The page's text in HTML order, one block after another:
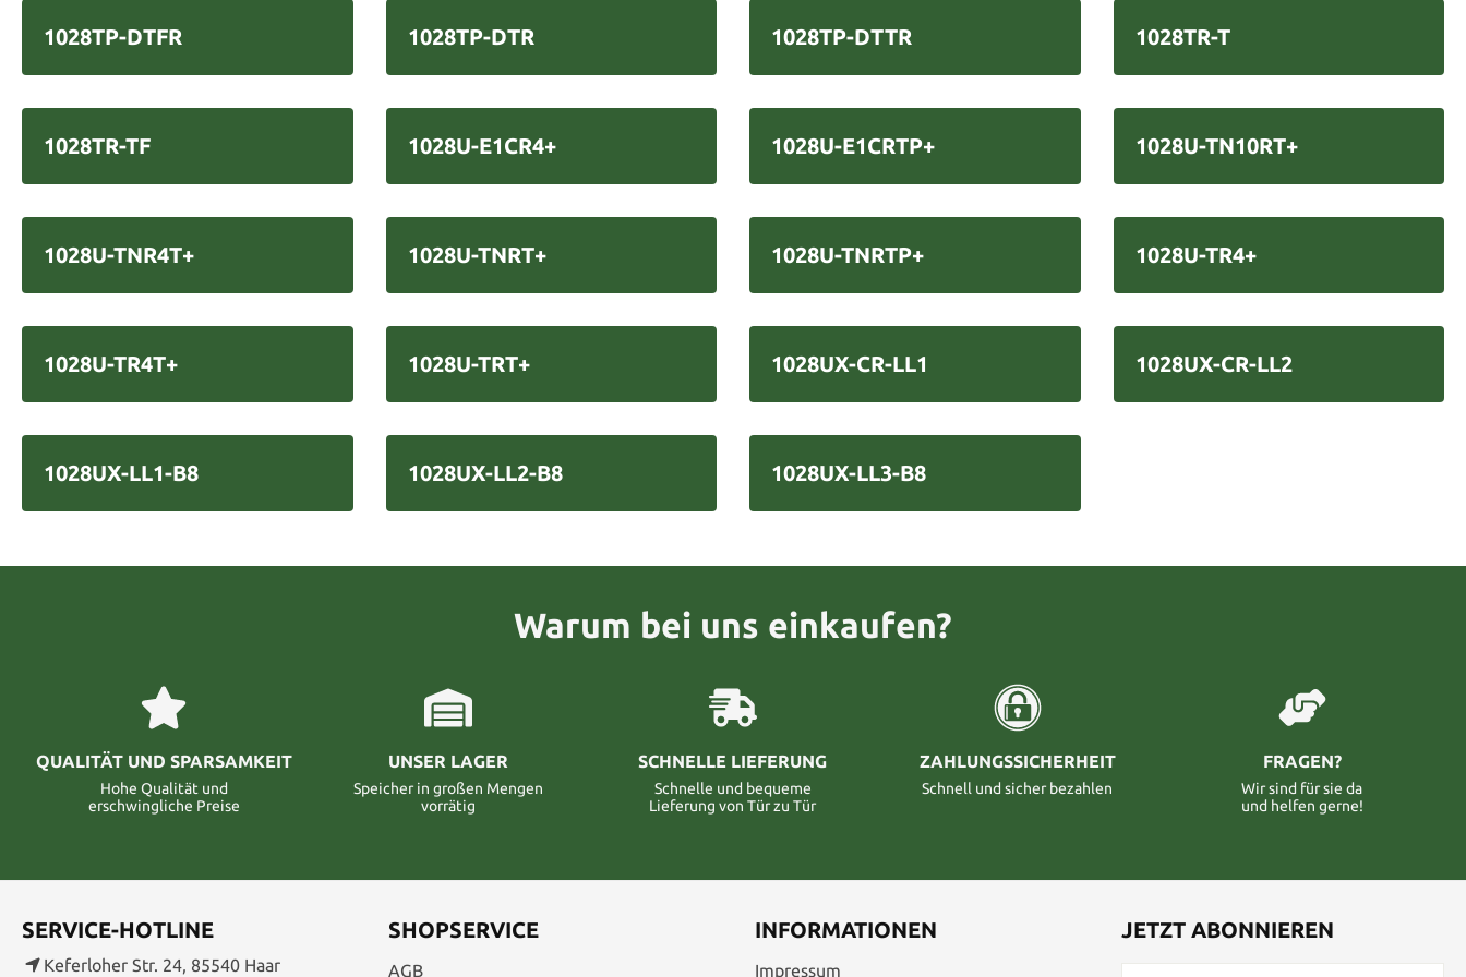
1028TP-DTFR 1028TP-DTR 1028TP-DTTR 1028TR-T
1028TR-TF 1028U-E1CR4+ 1028U-E1CRTP+ 1028U-TN10RT+
1028U-TNR4T+ 1028U-TNRT+ 1028U-TNRTP+ 1028U-TR4+
1028U-TR4T+ 1028U-TRT+ 1028UX-CR-LL1 1028UX-CR-LL2
1028UX-LL1-B8 1028UX-LL2-B8 1028UX-LL3-B8
Warum bei uns einkaufen?
QUALITÄT UND SPARSAMKEIT
Hohe Qualität und
erschwingliche Preise
UNSER LAGER
Speicher in großen Mengen
vorrätig
SCHNELLE LIEFERUNG
Schnelle und bequeme
Lieferung von Tür zu Tür
ZAHLUNGSSICHERHEIT
Schnell und sicher bezahlen
FRAGEN?
Wir sind für sie da
und helfen gerne!
SERVICE-HOTLINE
Keferloher Str. 24, 85540 Haar
SHOPSERVICE
AGB
INFORMATIONEN
Impressum
JETZT ABONNIEREN